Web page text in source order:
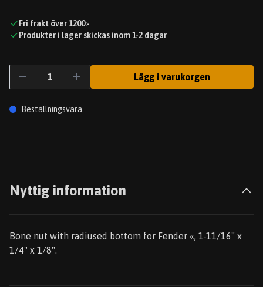
Fri frakt över 1200:-
Produkter i lager skickas inom 1-2 dagar
Lägg i varukorgen
Beställningsvara
Nyttig information
Bone nut with radiused bottom for Fender «, 1-11/16" x
1/4" x 1/8".